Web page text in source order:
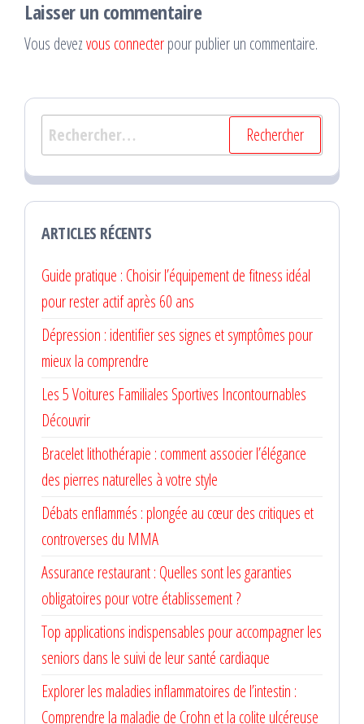
Laisser un commentaire
Vous devezvous connecterpour publier un commentaire.
Rechercher :
ARTICLES RÉCENTS
Guide pratique : Choisir l’équipement de fitness idéal
pour rester actif après 60 ans
Dépression : identifier ses signes et symptômes pour
mieux la comprendre
Les 5 Voitures Familiales Sportives Incontournables
Découvrir
Bracelet lithothérapie : comment associer l’élégance
des pierres naturelles à votre style
Débats enflammés : plongée au cœur des critiques et
controverses du MMA
Assurance restaurant : Quelles sont les garanties
obligatoires pour votre établissement ?
Top applications indispensables pour accompagner les
seniors dans le suivi de leur santé cardiaque
Explorer les maladies inflammatoires de l’intestin :
Comprendre la maladie de Crohn et la colite ulcéreuse